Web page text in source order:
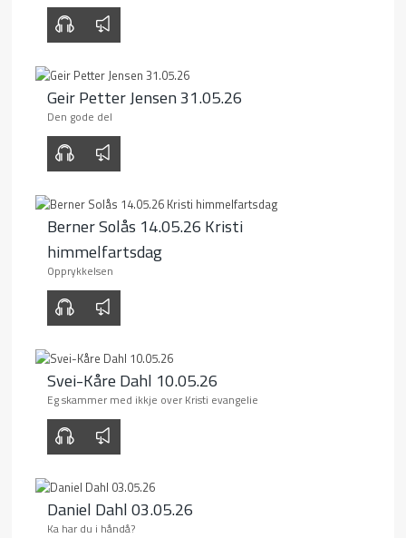
MIN SIDE00:00
Geir Petter Jensen 31.05.26
00:00
Den gode del
Berner Solås 14.05.26 Kristi
himmelfartsdag
00:00
Opprykkelsen
Svei-Kåre Dahl 10.05.26
00:00
Eg skammer med ikkje over Kristi evangelie
Daniel Dahl 03.05.26
Ka har du i håndå?